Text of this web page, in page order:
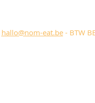
hallo@nom-eat.be- BTW